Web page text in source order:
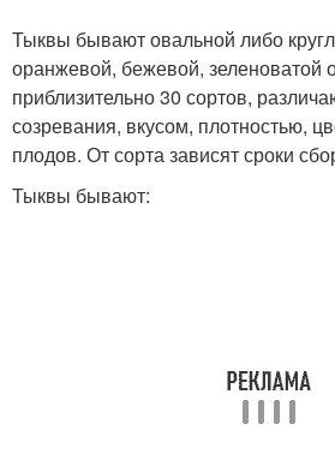
Тыквы бывают овальной либо
оранжевой, бежевой, зеленоватой
приблизительно 30 сортов,
созревания, вкусом, плотностью,
плодов. От сорта зависят сроки
Тыквы бывают: